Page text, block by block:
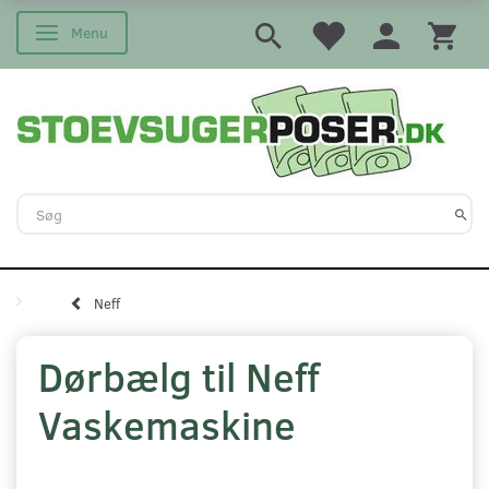
Skifte navigation
Menu
Neff
Dørbælg til Neff
Vaskemaskine